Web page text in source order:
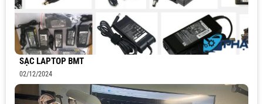
SẠC LAPTOP BMT
02/12/2024